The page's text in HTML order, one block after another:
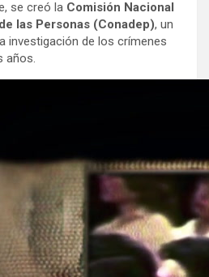
se creó la Comisión Nacional
las Personas (Conadep), un
investigación de los crímenes
años.